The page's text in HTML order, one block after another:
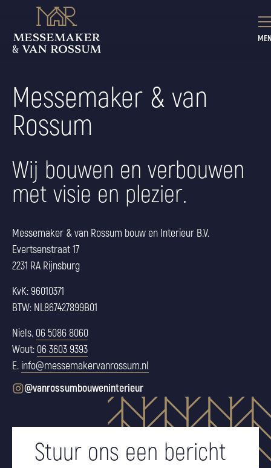
Ga naar de inhoud
Messemaker & van
Rossum
Wij bouwen en verbouwen
met visie en plezier.
Messemaker & van Rossum bouw en Interieur B.V.
Evertsenstraat 17
2231 RA Rijnsburg
KvK: 96010371
BTW: NL867427899B01
Niels. 06 5086 8060
Wout: 06 3603 9393
E. info@messemakervanrossum.nl
@vanrossumbouweninterieur
Stuur ons een bericht